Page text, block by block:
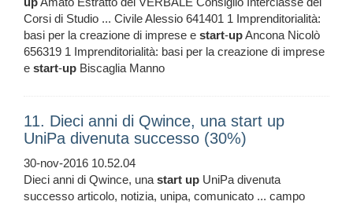
Corsi di Studio ... Civile Alessio 641401 1 Imprenditorialità:
basi per la creazione di imprese e start-upAncona Nicolò
656319 1 Imprenditorialità: basi per la creazione di imprese
e start-up Biscaglia Manno
11. Dieci anni di Qwince, una start up
UniPa divenuta successo (30%)
30-nov-2016 10.52.04
Dieci anni di Qwince, unastart up UniPa divenuta
successo articolo, notizia, unipa, comunicato ... campo